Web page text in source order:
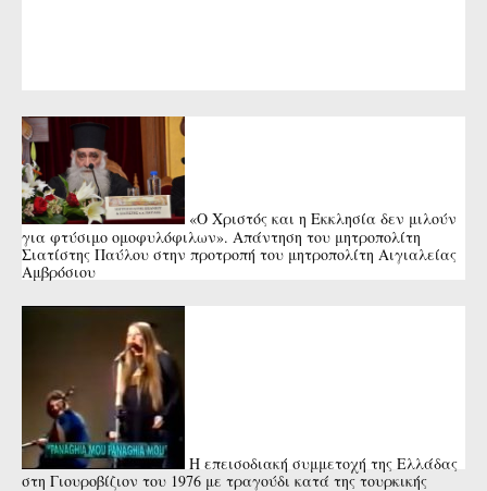
«Ο Χριστός και η Εκκλησία δεν μιλούν
για φτύσιμο ομοφυλόφιλων». Απάντηση του μητροπολίτη
Σιατίστης Παύλου στην προτροπή του μητροπολίτη Αιγιαλείας
Αμβρόσιου
Η επεισοδιακή συμμετοχή της Ελλάδας
στη Γιουροβίζιον του 1976 με τραγούδι κατά της τουρκικής